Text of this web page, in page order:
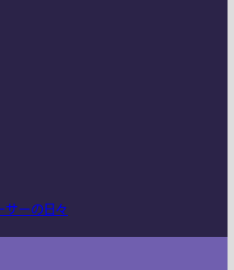
サーの日々